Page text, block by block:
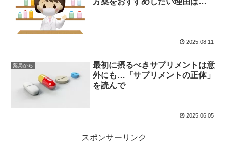
2025.08.11
薬局から
最初に摂るべきサプリメントは意
外にも…「サプリメントの正体」
を読んで
2025.06.05
スポンサーリンク